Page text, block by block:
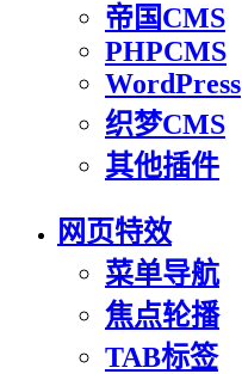
帝国CMS
PHPCMS
WordPress
织梦CMS
其他插件
网页特效
菜单导航
焦点轮播
TAB标签